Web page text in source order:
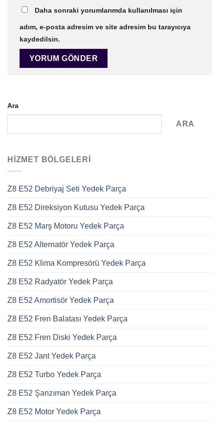
Daha sonraki yorumlarımda kullanılması için
adım, e-posta adresim ve site adresim bu tarayıcıya
kaydedilsin.
Ara
ARA
HIZMET BÖLGELERI
Z8 E52 Debriyaj Seti Yedek Parça
Z8 E52 Direksiyon Kutusu Yedek Parça
Z8 E52 Marş Motoru Yedek Parça
Z8 E52 Alternatör Yedek Parça
Z8 E52 Klima Kompresörü Yedek Parça
Z8 E52 Radyatör Yedek Parça
Z8 E52 Amortisör Yedek Parça
Z8 E52 Fren Balatası Yedek Parça
Z8 E52 Fren Diski Yedek Parça
Z8 E52 Jant Yedek Parça
Z8 E52 Turbo Yedek Parça
Z8 E52 Şanzıman Yedek Parça
Z8 E52 Motor Yedek Parça